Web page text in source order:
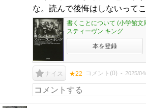
な。読んで後悔はしないって
書くことについて (小学館文
スティーヴン キング
本を登録
ナイス ★22 コメント(0) 2025/